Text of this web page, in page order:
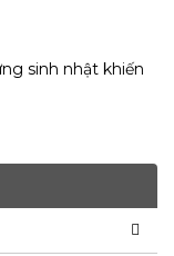
sinh nhật khiến